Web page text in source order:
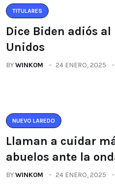
TITULARES
Dice Biden adiós al
Unidos
BYWINK0M 24 ENERO, 2025
NUEVO LAREDO
Llaman a cuidar
abuelos ante la
BYWINK0M 24 ENERO, 2025